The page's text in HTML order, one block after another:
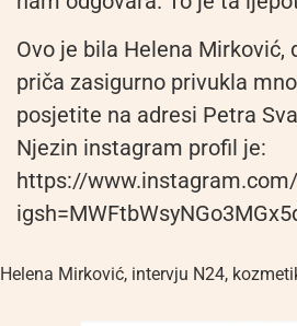
Ovo je bila Helena Mirković,
priča zasigurno privukla
posjetite na adresi Petra
Njezin instagram profil je:
https://
Helena Mirković, intervju N24,